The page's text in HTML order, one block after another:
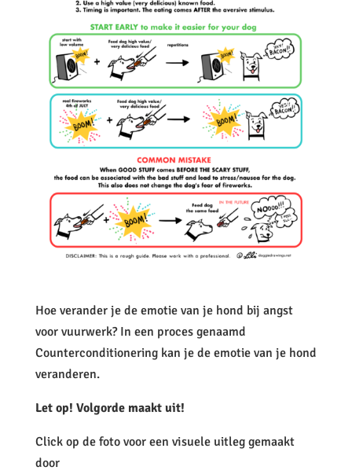
Hoe verander je de emotie van je hond bij angst
voor vuurwerk? In een proces genaamd
Counterconditionering kan je de emotie van je hond
veranderen.
Let op! Volgorde maakt uit!
Click op de foto voor een visuele uitleg gemaakt
door